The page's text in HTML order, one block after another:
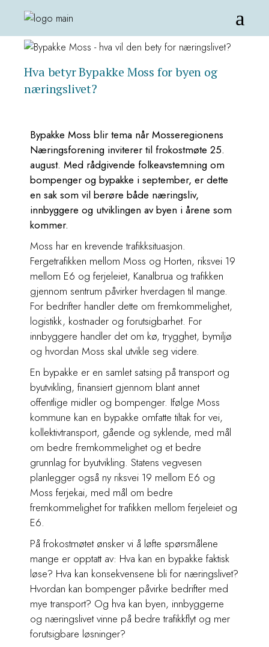
Hva betyr Bypakke Moss for byen og
næringslivet?
Bypakke Moss blir tema når Mosseregionens
Næringsforening inviterer til frokostmøte 25.
august. Med rådgivende folkeavstemning om
bompenger og bypakke i september, er dette
en sak som vil berøre både næringsliv,
innbyggere og utviklingen av byen i årene som
kommer.
Moss har en krevende trafikksituasjon.
Fergetrafikken mellom Moss og Horten, riksvei 19
mellom E6 og ferjeleiet, Kanalbrua og trafikken
gjennom sentrum påvirker hverdagen til mange.
For bedrifter handler dette om fremkommelighet,
logistikk, kostnader og forutsigbarhet. For
innbyggere handler det om kø, trygghet, bymiljø
og hvordan Moss skal utvikle seg videre.
En bypakke er en samlet satsing på transport og
byutvikling, finansiert gjennom blant annet
offentlige midler og bompenger. Ifølge Moss
kommune kan en bypakke omfatte tiltak for vei,
kollektivtransport, gående og syklende, med mål
om bedre fremkommelighet og et bedre
grunnlag for byutvikling. Statens vegvesen
planlegger også ny riksvei 19 mellom E6 og
Moss ferjekai, med mål om bedre
fremkommelighet for trafikken mellom ferjeleiet og
E6.
På frokostmøtet ønsker vi å løfte spørsmålene
mange er opptatt av: Hva kan en bypakke faktisk
løse? Hva kan konsekvensene bli for næringslivet?
Hvordan kan bompenger påvirke bedrifter med
mye transport? Og hva kan byen, innbyggerne
og næringslivet vinne på bedre trafikkflyt og mer
forutsigbare løsninger?